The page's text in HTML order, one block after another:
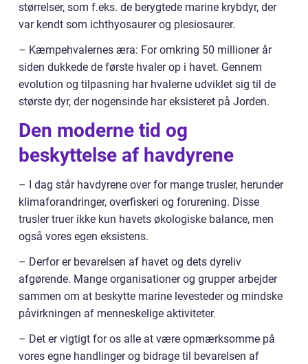
størrelser, som f.eks. de berygtede marine krybdyr, der
var kendt som ichthyosaurer og plesiosaurer.
– Kæmpehvalernes æra: For omkring 50 millioner år
siden dukkede de første hvaler op i havet. Gennem
evolution og tilpasning har hvalerne udviklet sig til de
største dyr, der nogensinde har eksisteret på Jorden.
Den moderne tid og
beskyttelse af havdyrene
– I dag står havdyrene over for mange trusler, herunder
klimaforandringer, overfiskeri og forurening. Disse
trusler truer ikke kun havets økologiske balance, men
også vores egen eksistens.
– Derfor er bevarelsen af havet og dets dyreliv
afgørende. Mange organisationer og grupper arbejder
sammen om at beskytte marine levesteder og mindske
påvirkningen af menneskelige aktiviteter.
– Det er vigtigt for os alle at være opmærksomme på
vores egne handlinger og bidrage til bevarelsen af